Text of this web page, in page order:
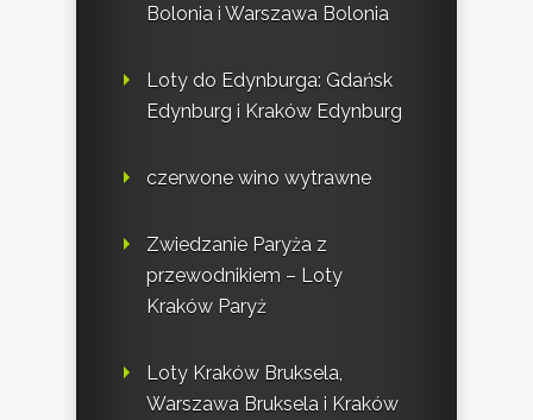
Bolonia i Warszawa Bolonia
Loty do Edynburga: Gdańsk
Edynburg i Kraków Edynburg
czerwone wino wytrawne
Zwiedzanie Paryża z
przewodnikiem – Loty
Kraków Paryż
Loty Kraków Bruksela,
Warszawa Bruksela i Kraków